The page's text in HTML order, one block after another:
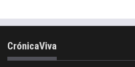
CrónicaViva